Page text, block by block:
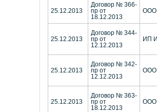
25.12.2013
Договор № 366-
пр от
18.12.2013
ООО
25.12.2013
Договор № 344-
пр от
12.12.2013
ИП
25.12.2013
Договор № 342-
пр от
12.12.2013
ООО
25.12.2013
Договор № 363-
пр от
18.12.2013
ООО